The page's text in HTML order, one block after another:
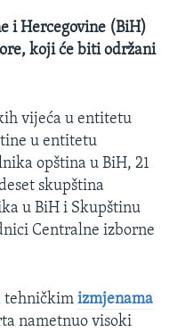
i Hercegovine (BiH)
koji će biti održani
vijeća u entitetu
u entitetu
opština u BiH, 21
skupština
u BiH i Skupštinu
Centralne izborne
tehničkim izmjenama
nametnuo visoki